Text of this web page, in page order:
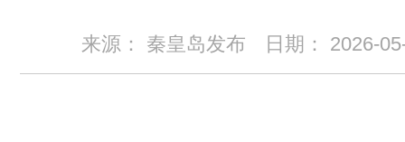
来源： 秦皇岛发布 日期： 2026-